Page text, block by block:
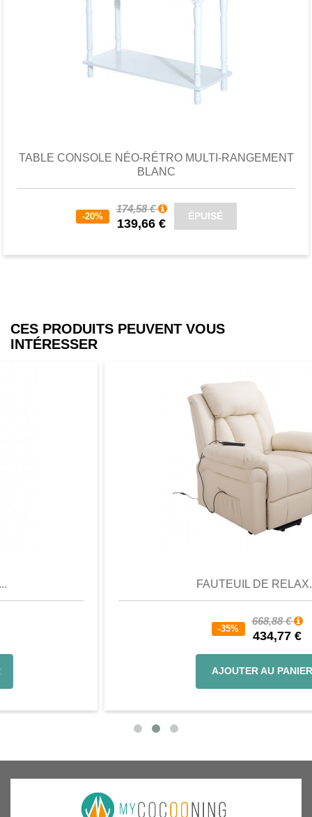
TABLE CONSOLE NÉO-RÉTRO MULTI-RANGEMENT
BLANC
-20%
174,58 €
139,66 €
ÉPUISÉ
CES PRODUITS PEUVENT VOUS
INTÉRESSER
FAUTEUIL DE RELAX...
AJOUTER AU PANIER
Comparer